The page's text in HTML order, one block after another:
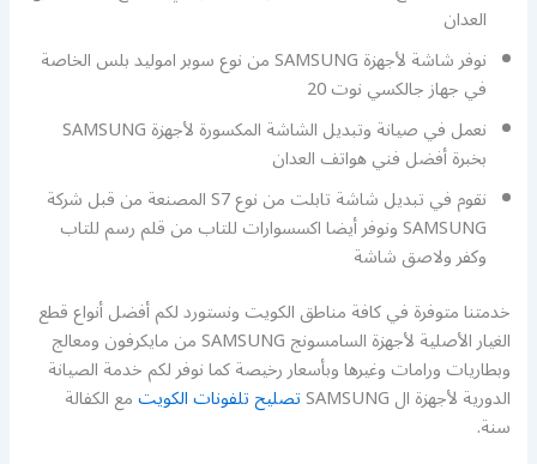
العدان
نوفر شاشة لأجهزة SAMSUNG من نوع سوبر اموليد بلس الخاصة
في جهاز جالكسي نوت 20
نعمل في صيانة وتبديل الشاشة المكسورة لأجهزة SAMSUNG
بخبرة أفضل فني هواتف العدان
نقوم في تبديل شاشة تابلت من نوع S7 المصنعة من قبل شركة
SAMSUNG ونوفر أيضا اكسسوارات للتاب من قلم رسم للتاب
وكفر ولاصق شاشة
خدمتنا متوفرة في كافة مناطق الكويت ونستورد لكم أفضل أنواع قطع
الغيار الأصلية لأجهزة السامسونج SAMSUNG من مايكرفون ومعالج
وبطاريات ورامات وغيرها وبأسعار رخيصة كما نوفر لكم خدمة الصيانة
الدورية لأجهزة ال SAMSUNG تصليح تلفونات الكويتمع الكفالة
سنة.